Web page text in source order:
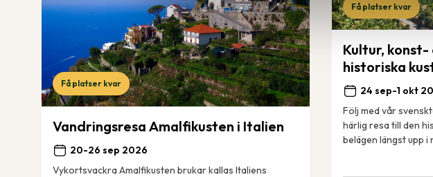
Få platser kvar
Vandringsresa Amalfikusten i Italien
20-26 sep 2026
Vykortsvackra Amalfikusten brukar kallas Italiens
Få platser kvar
Kultur, konst-
historiska
24 sep-1 okt
Följ med vår
härlig resa till den
belägen längst upp